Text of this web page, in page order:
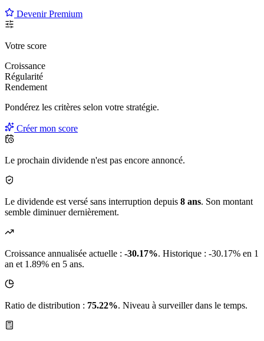
Devenir Premium
Votre score
Croissance
Régularité
Rendement
Pondérez les critères selon votre stratégie.
Créer mon score
Le prochain dividende n'est pas encore annoncé.
Le dividende est versé sans interruption depuis 8 ans. Son montant
semble diminuer dernièrement.
Croissance annualisée actuelle : -30.17%. Historique : -30.17% en 1
an et 1.89% en 5 ans.
Ratio de distribution : 75.22%. Niveau à surveiller dans le temps.